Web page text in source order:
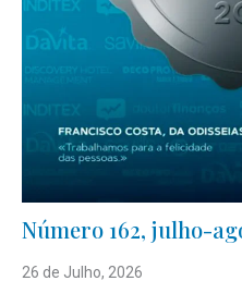
Número 162, julho-
26 de Julho, 2026